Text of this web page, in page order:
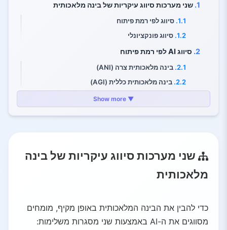
1. שני מערכות סיווג עיקריות של בינה מלאכותית
1.1. סיווג לפי רמת פיתוח
1.2. סיווג פונקציונלי
2. סיווג AI לפי רמת פיתוח
2.1. בינה מלאכותית צרה (ANI)
2.2. בינה מלאכותית כללית (AGI)
בינה מלאכותית על-אנושית (ASI)
3.3. תיאוריה של התודעה
3.4. בינה מודעת לעצמה
4.1. המציאות של היום
4.2. העתיד הקרוב
▼ Show more
שני מערכות סיווג עיקריות של בינה
מלאכותית
כדי להבין את הבינה המלאכותית באופן מקיף, מומחים
מסווגים את ה-AI באמצעות שני מסגרות משלימות: